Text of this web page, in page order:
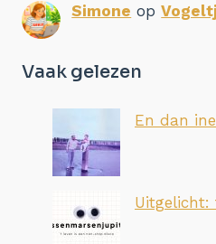
Simone op
Vaak gelezen
En dan
Uitgelicht: